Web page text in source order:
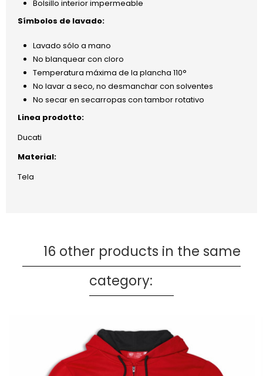
Bolsillo interior impermeable
Símbolos de lavado:
Lavado sólo a mano
No blanquear con cloro
Temperatura máxima de la plancha 110°
No lavar a seco, no desmanchar con solventes
No secar en secarropas con tambor rotativo
Linea prodotto:
Ducati
Material:
Tela
16 other products in the same
category: